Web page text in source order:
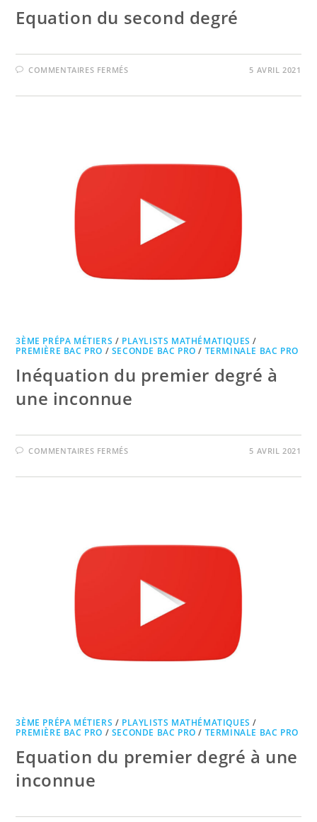
Equation du second degré
COMMENTAIRES FERMÉSSUR
SECOND
5 AVRIL 2021
3ÈME PRÉPA MÉTIERS / PLAYLISTS MATHÉMATIQUES /
PREMIÈRE BAC PRO / SECONDE BAC PRO / TERMINALE BAC PRO
Inéquation du premier degré à
une inconnue
COMMENTAIRES FERMÉSSUR
PREMIER
5 AVRIL 2021
3ÈME PRÉPA MÉTIERS / PLAYLISTS MATHÉMATIQUES /
PREMIÈRE BAC PRO / SECONDE BAC PRO / TERMINALE BAC PRO
Equation du premier degré à une
inconnue